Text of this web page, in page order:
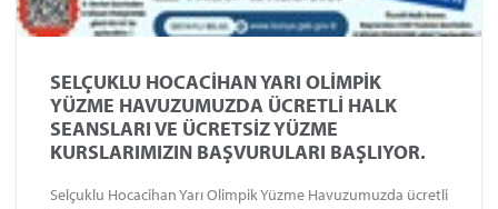
SELÇUKLU HOCACİHAN YARI OLİMPİK
YÜZME HAVUZUMUZDA ÜCRETLİ HALK
SEANSLARI VE ÜCRETSİZ YÜZME
KURSLARIMIZIN BAŞVURULARI BAŞLIYOR.
Selçuklu Hocacihan Yarı Olimpik Yüzme Havuzumuzda ücretli